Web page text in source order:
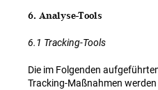
6. Analyse-Tools
6.1 Tracking-Tools
Die im Folgenden
Tracking-Maßnahmen